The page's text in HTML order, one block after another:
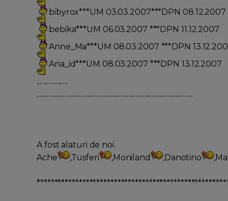
bibyrox***UM 03.03.2007***DPN 08.12.2007
bebika***UM 06.03.2007 ***DPN 11.12.2007
Anne_Ma***UM 08.03.2007 ***DPN
Ana_id***UM 08.03.2007 ***DPN 13.12.2007
.....................
..........................................................................................................
A fost alaturi de noi.
Ache
,Tusferi ,Moniland ,Danotino